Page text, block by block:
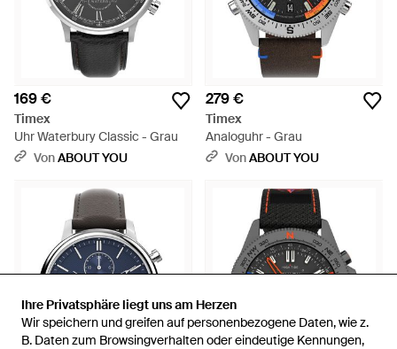
Ihre Privatsphäre liegt uns am Herzen
Wir speichern und greifen auf personenbezogene Daten, wie z.
B. Daten zum Browsingverhalten oder eindeutige Kennungen,
Ihre Privatsphäre liegt uns am Herzen
Wir speichern und greifen auf personenbezogene Daten, wie z.
B. Daten zum Browsingverhalten oder eindeutige Kennungen,
169 €
Timex
Uhr Waterbury Classic - Grau
VonABOUT YOU
279 €
Timex
Analoguhr - Grau
VonABOUT YOU